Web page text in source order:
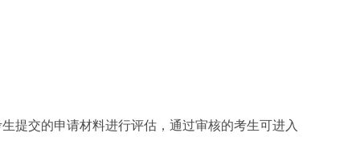
提交的申请材料进行评估，通过审核的考生可进入